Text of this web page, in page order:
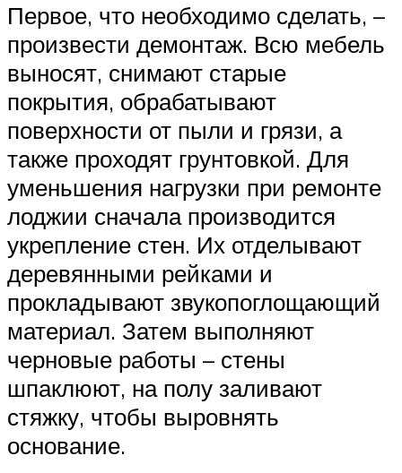
Первое, что необходимо сделать, –
произвести демонтаж. Всю мебель
выносят, снимают старые
покрытия, обрабатывают
поверхности от пыли и грязи, а
также проходят грунтовкой. Для
уменьшения нагрузки при ремонте
лоджии сначала производится
укрепление стен. Их отделывают
деревянными рейками и
прокладывают звукопоглощающий
материал. Затем выполняют
черновые работы – стены
шпаклюют, на полу заливают
стяжку, чтобы выровнять
основание.